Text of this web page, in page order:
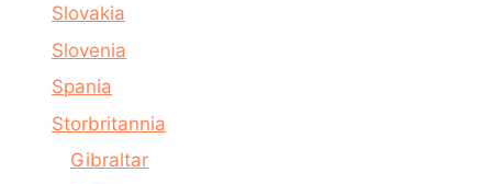
Slovakia
Slovenia
Spania
Storbritannia
Gibraltar